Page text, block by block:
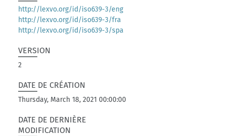
http://lexvo.org/id/iso639-3/eng
http://lexvo.org/id/iso639-3/fra
http://lexvo.org/id/iso639-3/spa
VERSION
2
DATE DE CRÉATION
Thursday, March 18, 2021 00:00:00
DATE DE DERNIÈRE
MODIFICATION